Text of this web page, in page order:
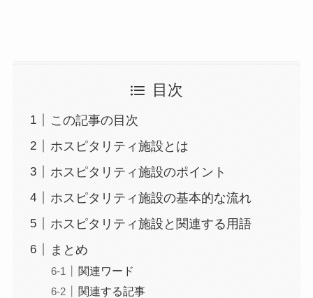
目次
この記事の目次
ホスピタリティ施設とは
ホスピタリティ施設のポイント
ホスピタリティ施設の基本的な流れ
ホスピタリティ施設と関連する用語
まとめ
関連ワード
関連する記事